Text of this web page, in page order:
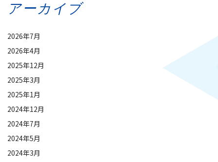
アーカイブ
2026年7月
2026年4月
2025年12月
2025年3月
2025年1月
2024年12月
2024年7月
2024年5月
2024年3月